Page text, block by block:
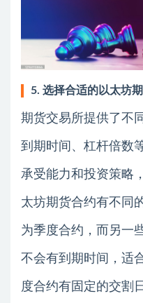
5. 选择合适的以太坊
期货交易所提供了不
到期时间、杠杆倍数
承受能力和投资策略
太坊期货合约有不同
为季度合约，而另一
不会有到期时间，适
度合约有固定的交割